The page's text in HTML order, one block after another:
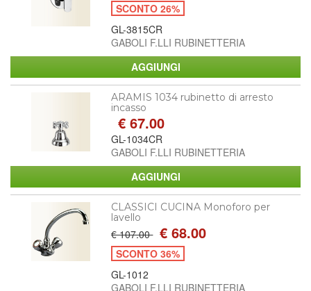
SCONTO 26%
GL-3815CR
GABOLI F.LLI RUBINETTERIA
ARAMIS 1034 rubinetto di arresto
incasso
€ 67.00
GL-1034CR
GABOLI F.LLI RUBINETTERIA
CLASSICI CUCINA Monoforo per
lavello
€ 107.00 € 68.00
SCONTO 36%
GL-1012
GABOLI F.LLI RUBINETTERIA